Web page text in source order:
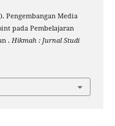
Pengembangan Media
pada Pembelajaran
. Hikmah : Jurnal Studi